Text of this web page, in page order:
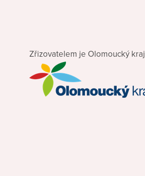
Zřizovatelem je Olomoucký kraj